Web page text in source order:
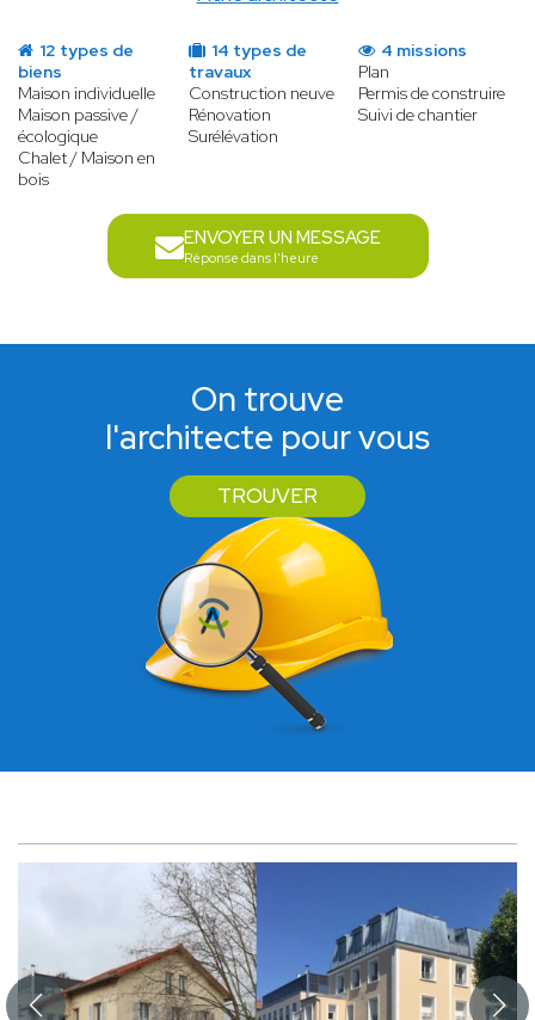
12 types de
biens
Maison individuelle
Maison passive /
écologique
Chalet / Maison en
bois
14 types de
travaux
Construction neuve
Rénovation
Surélévation
4 missions
Plan
Permis de construire
Suivi de chantier
ENVOYER UN MESSAGE
Réponse dans l'heure
On trouve
l'architecte pour vous
TROUVER